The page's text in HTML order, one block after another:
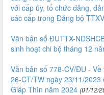
với cấp ủy, tổ chức đảng,
các cấp trong Đảng bộ
Văn bản số ĐUTTX-
sinh hoạt chi bộ tháng 12
Văn bản số 778-CV/ĐU -
26-CT/TW ngày 23/11/
Giáp Thìn năm 2024 (01/12/